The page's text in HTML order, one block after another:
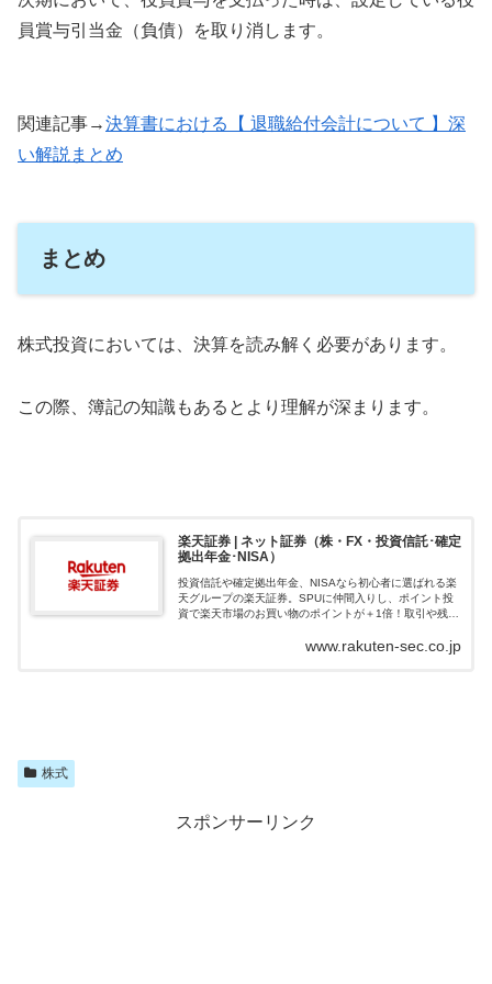
員賞与引当金（負債）を取り消します。
関連記事→決算書における【 退職給付会計について 】深
い解説まとめ
まとめ
株式投資においては、決算を読み解く必要があります。
この際、簿記の知識もあるとより理解が深まります。
楽天証券 | ネット証券（株・FX・投資信託･確定
拠出年金･NISA）
投資信託や確定拠出年金、NISAなら初心者に選ばれる楽
天グループの楽天証券。SPUに仲間入りし、ポイント投
資で楽天市場のお買い物のポイントが＋1倍！取引や残高
クに資産形成を始めよう！www.rakuten-sec.co.jp
株式
スポンサーリンク